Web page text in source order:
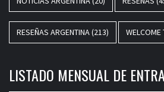
RESEÑAS ARGENTINA(213) WELCOME
LISTADO MENSUAL DE